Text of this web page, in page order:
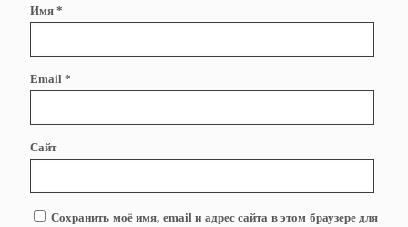
Имя *
Email *
Сайт
Сохранить моё имя, email и адрес сайта в этом браузере для